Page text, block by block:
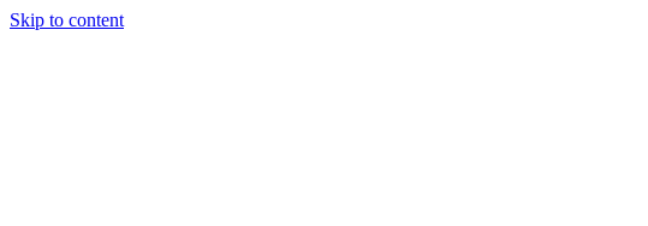
Skip to content